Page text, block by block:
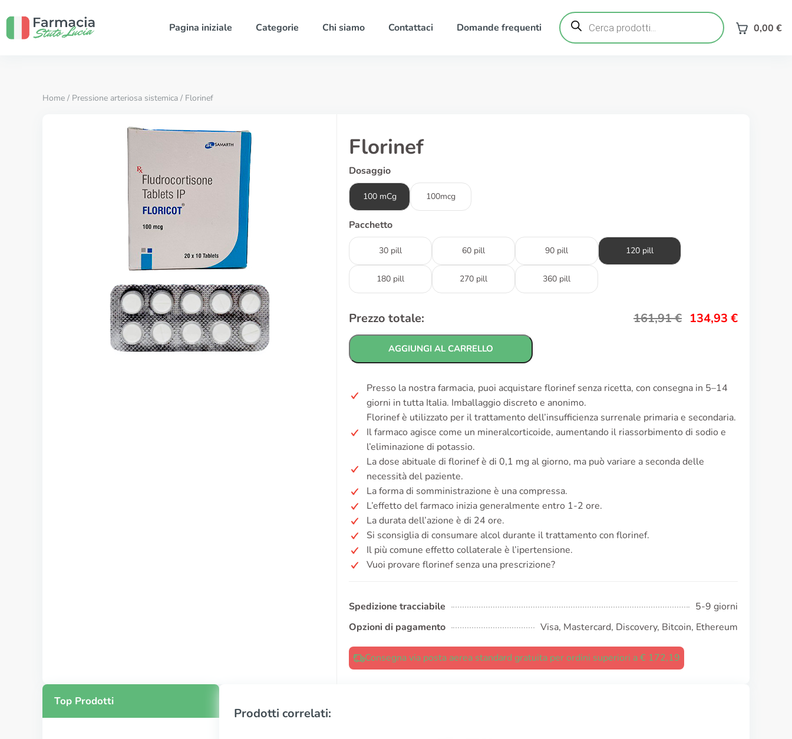
Pagina iniziale Categorie Chi siamo Contattaci Domande frequenti
Ricerca
prodotti 0,00 €
Home / Pressione arteriosa sistemica / Florinef
Florinef
Dosaggio
100 mCg 100mcg
Pacchetto
30 pill 60 pill 90 pill 120 pill
180 pill 270 pill 360 pill
Prezzo totale: 161,91€ 134,93 €
AGGIUNGI AL CARRELLO
Presso la nostra farmacia, puoi acquistare florinef senza ricetta, con consegna in 5–14
giorni in tutta Italia. Imballaggio discreto e anonimo.
Florinef è utilizzato per il trattamento dell’insufficienza surrenale primaria e secondaria.
Il farmaco agisce come un mineralcorticoide, aumentando il riassorbimento di sodio e
l’eliminazione di potassio.
La dose abituale di florinef è di 0,1 mg al giorno, ma può variare a seconda delle
necessità del paziente.
La forma di somministrazione è una compressa.
L’effetto del farmaco inizia generalmente entro 1-2 ore.
La durata dell’azione è di 24 ore.
Si sconsiglia di consumare alcol durante il trattamento con florinef.
Il più comune effetto collaterale è l’ipertensione.
Vuoi provare florinef senza una prescrizione?
Spedizione tracciabile
5-9 giorni
Opzioni di pagamento
Visa, Mastercard, Discovery, Bitcoin, Ethereum
Consegna via posta aerea standard gratuita per ordini superiori a € 172,19
Top Prodotti
Prodotti correlati: